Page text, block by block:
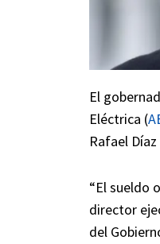
El
Eléctrica (
Rafael
“El sueldo
director
del